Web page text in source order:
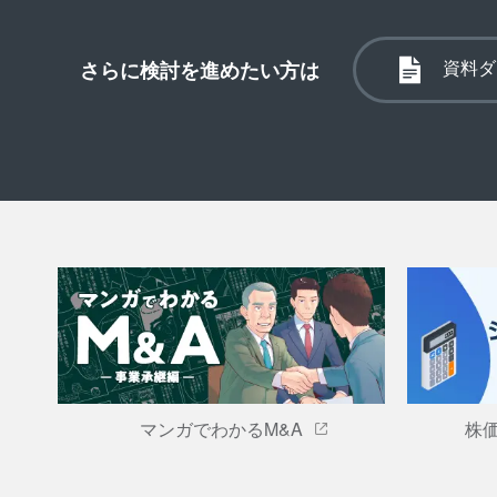
さらに検討を進めたい方は 資料
マンガでわかるM&A 株